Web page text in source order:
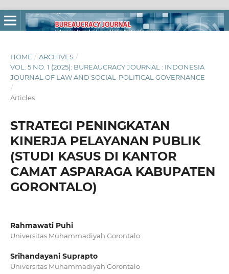
HOME / ARCHIVES /
VOL. 5 NO. 1 (2025): BUREAUCRACY JOURNAL : INDONESIA
JOURNAL OF LAW AND SOCIAL-POLITICAL GOVERNANCE
/
Articles
STRATEGI PENINGKATAN
KINERJA PELAYANAN PUBLIK
(STUDI KASUS DI KANTOR
CAMAT ASPARAGA KABUPATEN
GORONTALO)
Rahmawati Puhi
Universitas Muhammadiyah Gorontalo
Srihandayani Suprapto
Universitas Muhammadiyah Gorontalo